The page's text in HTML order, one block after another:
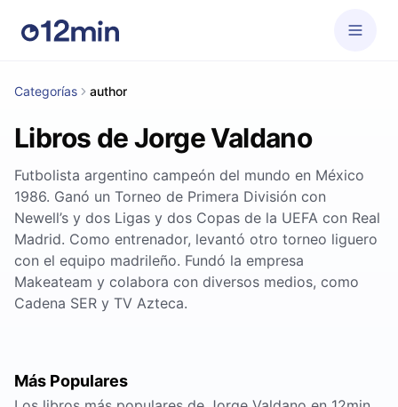
Categorías author
Libros de Jorge Valdano
Futbolista argentino campeón del mundo en México
1986. Ganó un Torneo de Primera División con
Newell’s y dos Ligas y dos Copas de la UEFA con Real
Madrid. Como entrenador, levantó otro torneo liguero
con el equipo madrileño. Fundó la empresa
Makeateam y colabora con diversos medios, como
Cadena SER y TV Azteca.
Más Populares